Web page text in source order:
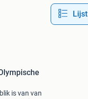
Lijst
is van van